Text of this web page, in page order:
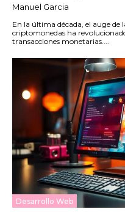
Manuel Garcia
En la última década, el auge de
criptomonedas ha
transacciones monetarias....
Desarrollo Web